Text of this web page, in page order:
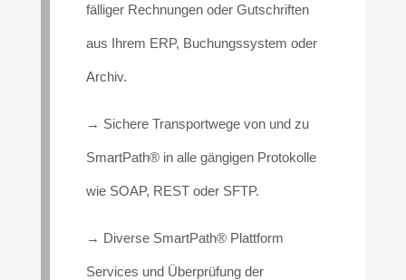
fälliger Rechnungen oder Gutschriften
aus Ihrem ERP, Buchungssystem oder
Archiv.
→ Sichere Transportwege von und zu
SmartPath® in alle gängigen Protokolle
wie SOAP, REST oder SFTP.
→ Diverse SmartPath® Plattform
Services und Überprüfung der